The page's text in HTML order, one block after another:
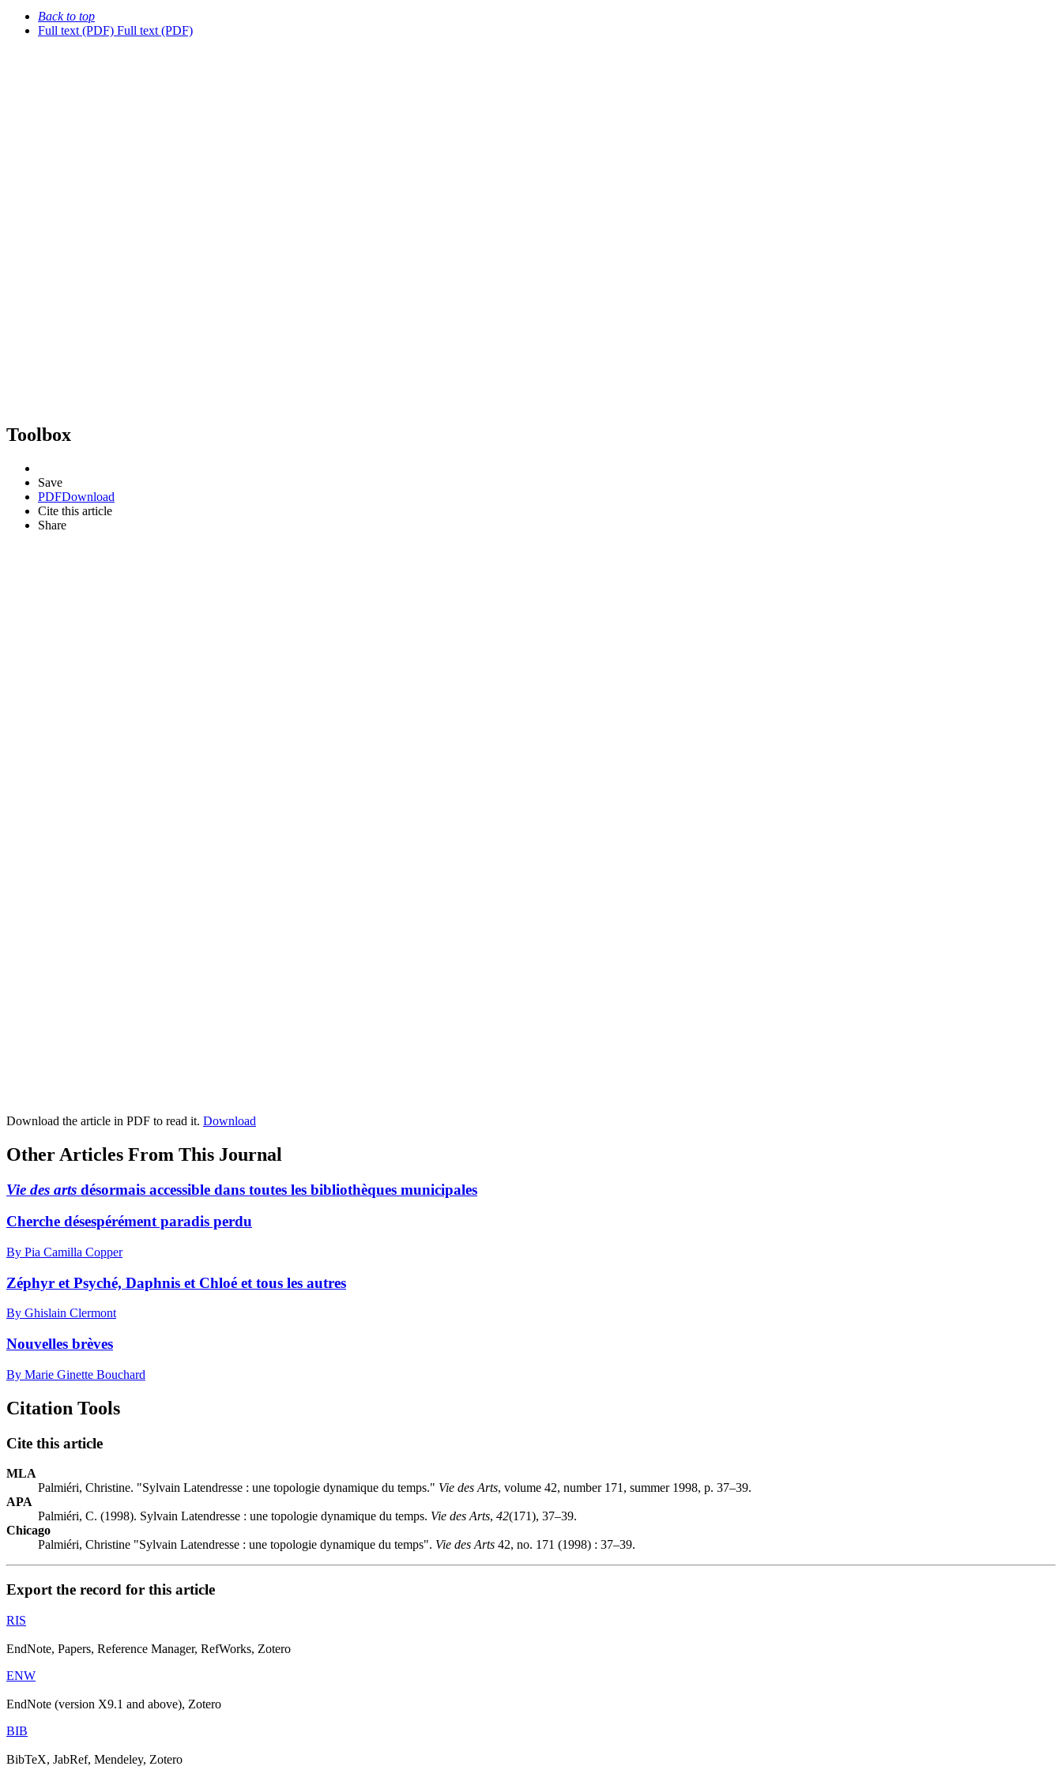
Back to top
Full text (PDF) Full text (PDF)
Toolbox
Save
PDFDownload
Cite this article
Share
Download the article in PDF to read it. Download
Other Articles From This Journal
Vie des arts désormais accessible dans toutes les bibliothèques municipales
Cherche désespérément paradis perdu
By Pia Camilla Copper
Zéphyr et Psyché, Daphnis et Chloé et tous les autres
By Ghislain Clermont
Nouvelles brèves
By Marie Ginette Bouchard
Citation Tools
Cite this article
MLA
Palmiéri, Christine. "Sylvain Latendresse : une topologie dynamique du temps." Vie des Arts, volume 42, number 171, summer 1998, p. 37–39.
APA
Palmiéri, C. (1998). Sylvain Latendresse : une topologie dynamique du temps. Vie des Arts, 42(171), 37–39.
Chicago
Palmiéri, Christine "Sylvain Latendresse : une topologie dynamique du temps". Vie des Arts 42, no. 171 (1998) : 37–39.
Export the record for this article
RIS
EndNote, Papers, Reference Manager, RefWorks, Zotero
ENW
EndNote (version X9.1 and above), Zotero
BIB
BibTeX, JabRef, Mendeley, Zotero